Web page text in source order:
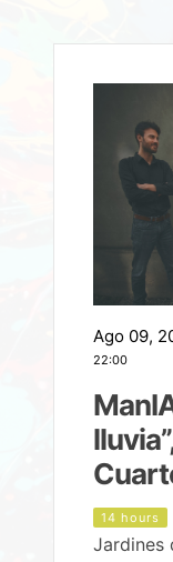
Ago 09,
22:00
14 hours
Jardines